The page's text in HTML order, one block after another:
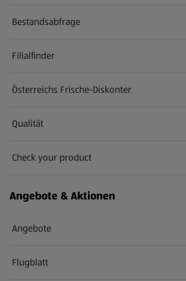
Bestandsabfrage
(öffnet in einem neuen Tab)
Filialfinder
Österreichs Frische-Diskonter
Qualität
Check your product
(öffnet in einem neuen Tab)
Angebote & Aktionen
Angebote
Flugblatt